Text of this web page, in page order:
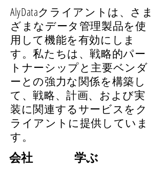
AlyDataクライアントは、さま
ざまなデータ管理製品を使
用して機能を有効にしま
す。私たちは、戦略的パー
トナーシップと主要ベンダ
ーとの強力な関係を構築し
て、戦略、計画、および実
装に関連するサービスをク
ライアントに提供していま
す。
会社 学ぶ